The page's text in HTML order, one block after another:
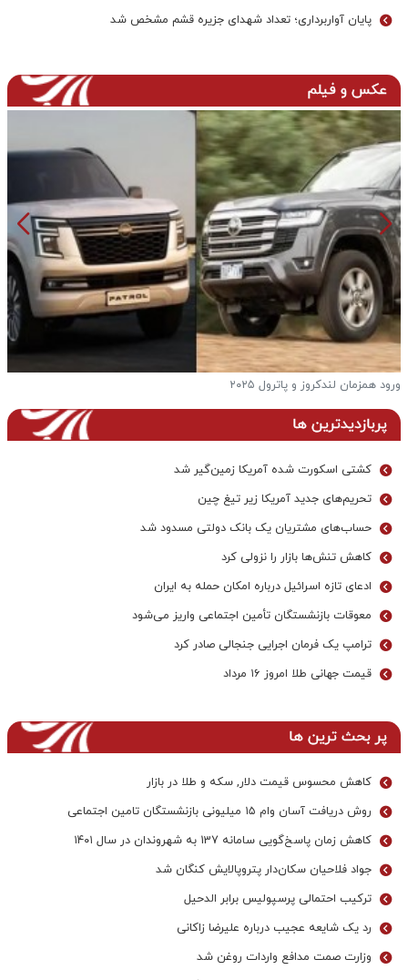
پایان آواربرداری؛ تعداد شهدای جزیره قشم مشخص شد
عکس و فیلم
ورود همزمان لندکروز و پاترول ۲۰۲۵
پربازدیدترین ها
کشتی اسکورت شده آمریکا زمین‌گیر شد
تحریم‌های جدید آمریکا زیر تیغ چین
حساب‌های مشتریان یک بانک‌ دولتی مسدود شد
کاهش تنش‌ها بازار را نزولی کرد
ادعای تازه اسرائیل درباره امکان حمله به ایران
معوقات بازنشستگان تأمین اجتماعی واریز می‌شود
ترامپ یک فرمان اجرایی جنجالی صادر کرد
قیمت جهانی طلا امروز ۱۶ مرداد
پر بحث ترین ها
کاهش محسوس قیمت دلار, سکه و طلا در بازار
روش دریافت آسان وام ۱۵ میلیونی بازنشستگان تامین اجتماعی
کاهش زمان پاسخ‌گویی سامانه 137 به شهروندان در سال ۱۴۰۱
جواد فلاحیان سکان‌دار پتروپالایش کنگان شد
ترکیب احتمالی پرسپولیس برابر الدحیل
رد یک شایعه عجیب درباره علیرضا زاکانی
وزارت صمت مدافع واردات روغن شد